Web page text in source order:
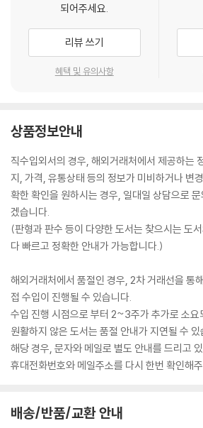
되어주세요.
리뷰 쓰기
혜택 및 유의사항
상품정보안내
직수입외서의 경우, 해외거래처에서 제공하는
지, 가격, 유통상태 등의 정보가 미비하거나 변
확한 확인을 원하시는 경우, 일대일 상담으로
겠습니다.
(판형과 판수 등이 다양한 도서는 찾으시는 도
다 빠르고 정확한 안내가 가능합니다.)
해외거래처에서 품절인 경우, 2차 거래선을 통
접 수입이 진행될 수 있습니다.
수입 진행 시점으로 부터 2~3주가 추가로 소요
원활하지 않은 도서는 품절 안내가 지연될 수 있
해당 경우, 문자와 메일로 별도 안내를 드리고
휴대전화번호와 메일주소를 다시 한번 확인해
배송/반품/교환 안내